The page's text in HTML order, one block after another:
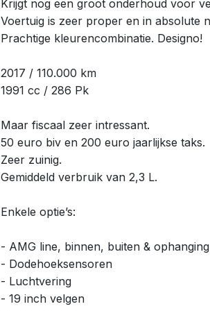
Krijgt nog een groot onderhoud voor
Voertuig is zeer proper en in absolute
Prachtige kleurencombinatie. Designo!
2017 / 110.000 km
1991 cc / 286 Pk
Maar fiscaal zeer intressant.
50 euro biv en 200 euro jaarlijkse taks.
Zeer zuinig.
Gemiddeld verbruik van 2,3 L.
Enkele optie’s:
- AMG line, binnen, buiten & ophanging
- Dodehoeksensoren
- Luchtvering
- 19 inch velgen